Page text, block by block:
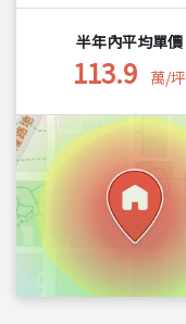
半年內平均單價
113.9 萬/坪